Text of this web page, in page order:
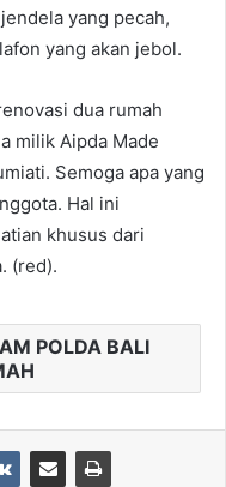
yang pecah,
yang akan jebol.
dua rumah
milik Aipda Made
Semoga apa yang
Hal ini
khusus dari
(red).
POLDA BALI